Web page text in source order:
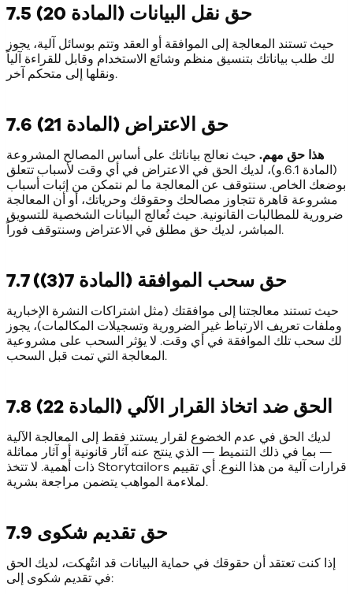
7.5 حق نقل البيانات (المادة 20)
حيث تستند المعالجة إلى الموافقة أو العقد وتتم بوسائل آلية، يجوز
لك طلب بياناتك بتنسيق منظم وشائع الاستخدام وقابل للقراءة آلياً
ونقلها إلى متحكم آخر.
7.6 حق الاعتراض (المادة 21)
هذا حق مهم. حيث نعالج بياناتك على أساس المصالح المشروعة
(المادة 6.1.و)، لديك الحق في الاعتراض في أي وقت لأسباب تتعلق
بوضعك الخاص. سنتوقف عن المعالجة ما لم نتمكن من إثبات أسباب
مشروعة قاهرة تتجاوز مصالحك وحقوقك وحرياتك، أو أن المعالجة
ضرورية للمطالبات القانونية. حيث تُعالج البيانات الشخصية للتسويق
المباشر، لديك حق مطلق في الاعتراض وسنتوقف فوراً.
7.7 حق سحب الموافقة (المادة 7(3))
حيث تستند معالجتنا إلى موافقتك (مثل اشتراكات النشرة الإخبارية
وملفات تعريف الارتباط غير الضرورية وتسجيلات المكالمات)، يجوز
لك سحب تلك الموافقة في أي وقت. لا يؤثر السحب على مشروعية
المعالجة التي تمت قبل السحب.
7.8 الحق ضد اتخاذ القرار الآلي (المادة 22)
لديك الحق في عدم الخضوع لقرار يستند فقط إلى المعالجة الآلية
— بما في ذلك التنميط — الذي ينتج عنه آثار قانونية أو آثار مماثلة
ذات أهمية. لا تتخذ Storytailors قرارات آلية من هذا النوع. أي تقييم
لملاءمة المواهب يتضمن مراجعة بشرية.
7.9 حق تقديم شكوى
إذا كنت تعتقد أن حقوقك في حماية البيانات قد انتُهكت، لديك الحق
في تقديم شكوى إلى: